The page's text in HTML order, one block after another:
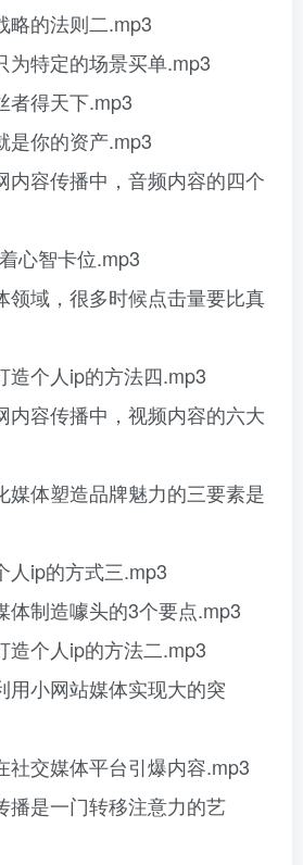
略的法则二.mp3
特定的场景买单.mp3
者得天下.mp3
是你的资产.mp3
容传播中，音频内容的四个
心智卡位.mp3
域，很多时候点击量要比真
个人ip的方法四.mp3
容传播中，视频内容的六大
体塑造品牌魅力的三要素是
ip的方式三.mp3
制造噱头的3个要点.mp3
个人ip的方法二.mp3
小网站媒体实现大的突
交媒体平台引爆内容.mp3
是一门转移注意力的艺